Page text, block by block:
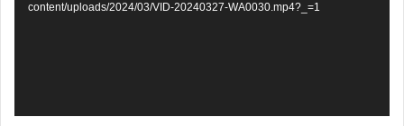
content/uploads/2024/03/VID-20240327-WA0030.mp4?_=1